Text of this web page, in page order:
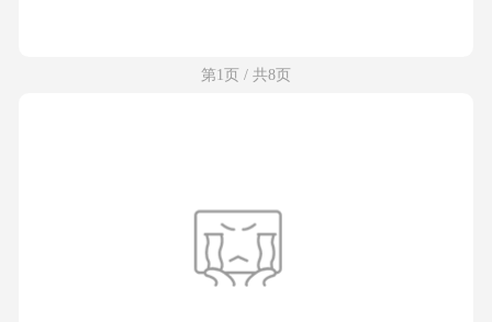
第1页 / 共8页